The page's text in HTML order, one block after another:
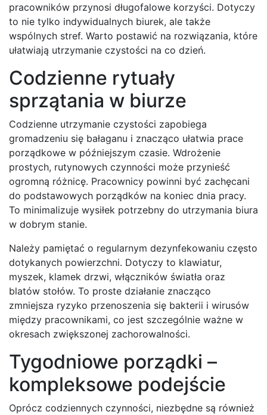
pracowników przynosi długofalowe korzyści. Dotyczy
to nie tylko indywidualnych biurek, ale także
wspólnych stref. Warto postawić na rozwiązania, które
ułatwiają utrzymanie czystości na co dzień.
Codzienne rytuały
sprzątania w biurze
Codzienne utrzymanie czystości zapobiega
gromadzeniu się bałaganu i znacząco ułatwia prace
porządkowe w późniejszym czasie. Wdrożenie
prostych, rutynowych czynności może przynieść
ogromną różnicę. Pracownicy powinni być zachęcani
do podstawowych porządków na koniec dnia pracy.
To minimalizuje wysiłek potrzebny do utrzymania biura
w dobrym stanie.
Należy pamiętać o regularnym dezynfekowaniu często
dotykanych powierzchni. Dotyczy to klawiatur,
myszek, klamek drzwi, włączników światła oraz
blatów stołów. To proste działanie znacząco
zmniejsza ryzyko przenoszenia się bakterii i wirusów
między pracownikami, co jest szczególnie ważne w
okresach zwiększonej zachorowalności.
Tygodniowe porządki –
kompleksowe podejście
Oprócz codziennych czynności, niezbędne są również